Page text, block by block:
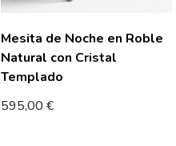
Mesita de Noche en Roble
Natural con Cristal
Templado
595,00€